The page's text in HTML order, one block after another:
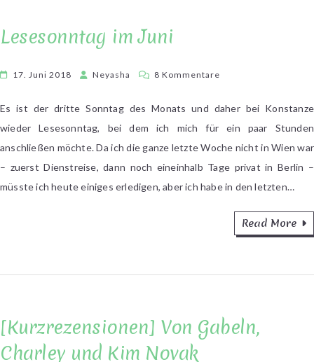
Lesesonntag im Juni
17. Juni 2018 Neyasha 8 Kommentare
im
Juni
Es ist der dritte Sonntag des Monats und daher bei Konstanze
wieder Lesesonntag, bei dem ich mich für ein paar Stunden
anschließen möchte. Da ich die ganze letzte Woche nicht in Wien war
– zuerst Dienstreise, dann noch eineinhalb Tage privat in Berlin –
müsste ich heute einiges erledigen, aber ich habe in den letzten…
Read More
[Kurzrezensionen] Von Gabeln,
Charley und Kim Novak